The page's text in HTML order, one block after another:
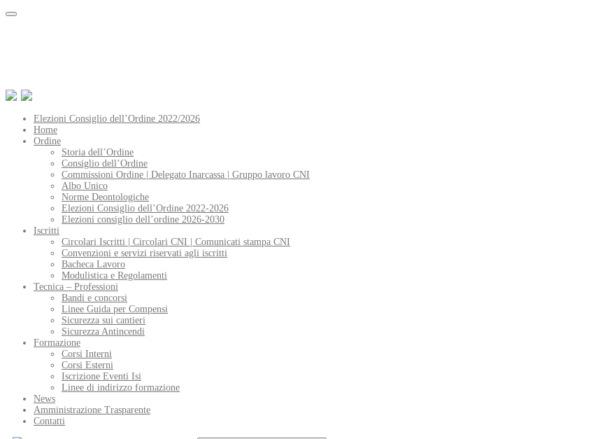
Elezioni Consiglio dell’Ordine 2022/2026
Home
Ordine
Storia dell’Ordine
Consiglio dell’Ordine
Commissioni Ordine | Delegato Inarcassa | Gruppo lavoro CNI
Albo Unico
Norme Deontologiche
Elezioni Consiglio dell’Ordine 2022-2026
Elezioni consiglio dell’ordine 2026-2030
Iscritti
Circolari Iscritti | Circolari CNI | Comunicati stampa CNI
Convenzioni e servizi riservati agli iscritti
Bacheca Lavoro
Modulistica e Regolamenti
Tecnica – Professioni
Bandi e concorsi
Linee Guida per Compensi
Sicurezza sui cantieri
Sicurezza Antincendi
Formazione
Corsi Interni
Corsi Esterni
Iscrizione Eventi Isi
Linee di indirizzo formazione
News
Amministrazione Trasparente
Contatti